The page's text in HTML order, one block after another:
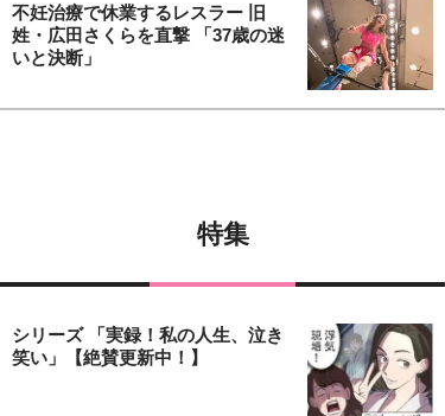
不妊治療で休業するレスラー 旧
姓・広田さくらを直撃 「37歳の迷
いと決断」
特集
シリーズ 「実録！私の人生、泣き
笑い」【絶賛更新中！】